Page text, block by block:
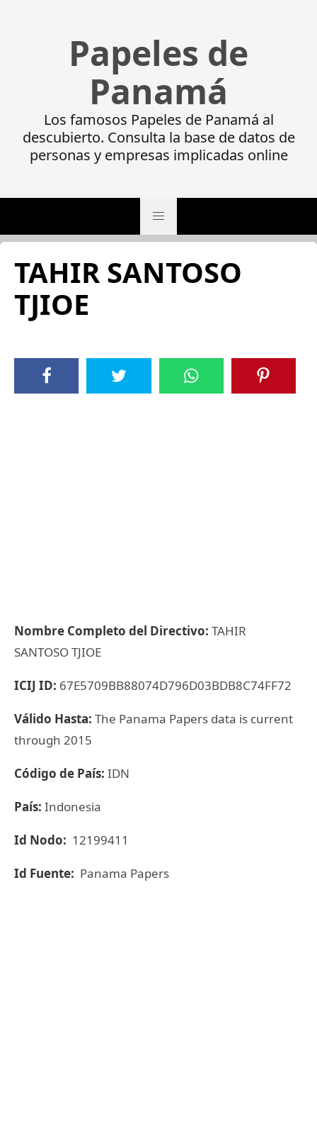
Papeles de
Panamá
Los famosos Papeles de Panamá al
descubierto. Consulta la base de datos de
personas y empresas implicadas online
TAHIR SANTOSO
TJIOE
Nombre Completo del Directivo: TAHIR
SANTOSO TJIOE
ICIJ ID: 67E5709BB88074D796D03BDB8C74FF72
Válido Hasta: The Panama Papers data is current
through 2015
Código de País: IDN
País: Indonesia
Id Nodo: 12199411
Id Fuente: Panama Papers